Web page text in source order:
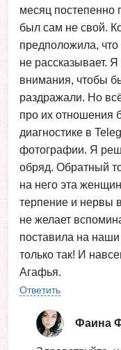
месяц постепенно
был сам не свой.
предположила,
не рассказывает.
внимания, чтобы
раздражали. Но
про их отношения
диагностике в
фотографии. Я
обряд. Обратный
на него эта
терпение и нервы
не желает
поставила на
только так! И
Агафья.
Ответить
Фаина